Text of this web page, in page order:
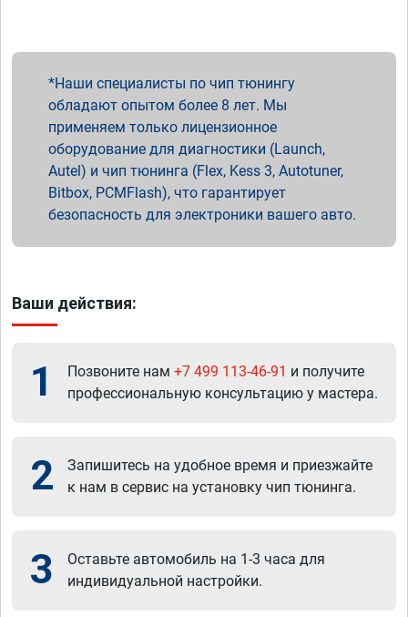
Наши специалисты по чип тюнингу
обладают опытом более 8 лет. Мы
применяем только лицензионное
оборудование для диагностики (Launch,
Autel) и чип тюнинга (Flex, Kess 3, Autotuner,
Bitbox, PCMFlash), что гарантирует
безопасность для электроники вашего авто.
Ваши действия:
1 Позвоните нам +7 499 113-46-91 и получите
профессиональную консультацию у мастера.
2
Запишитесь на удобное время и приезжайте
к нам в сервис на установку чип тюнинга.
3
Оставьте автомобиль на 1-3 часа для
индивидуальной настройки.